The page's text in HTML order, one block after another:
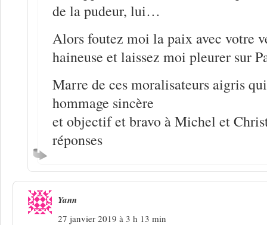
de la pudeur, lui…
Alors foutez moi la paix avec votre
haineuse et laissez moi pleurer sur
Marre de ces moralisateurs aigris
hommage sincère
et objectif et bravo à Michel et
réponses
Yann
27 janvier 2019 à 3 h 13 min